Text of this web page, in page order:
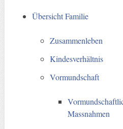
Übersicht Familie
Zusammenleben
Kindesverhältnis
Vormundschaft
Massnahmen